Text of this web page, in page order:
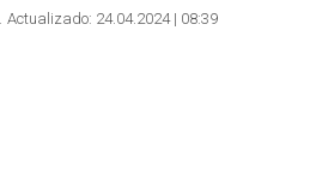
Actualizado: 24.04.2024 | 08:39